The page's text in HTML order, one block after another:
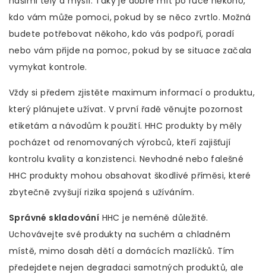
kdo vám může pomoci, pokud by se něco zvrtlo. Možná
budete potřebovat někoho, kdo vás podpoří, poradí
nebo vám přijde na pomoc, pokud by se situace začala
vymykat kontrole.
Vždy si předem zjistěte maximum informací o produktu,
který plánujete užívat. V první řadě věnujte pozornost
etiketám a návodům k použití. HHC produkty by měly
pocházet od renomovaných výrobců, kteří zajišťují
kontrolu kvality a konzistenci. Nevhodné nebo falešné
HHC produkty mohou obsahovat škodlivé příměsi, které
zbytečně zvyšují rizika spojená s užíváním.
Správné skladování HHC je neméně důležité.
Uchovávejte své produkty na suchém a chladném
místě, mimo dosah dětí a domácích mazlíčků. Tím
předejdete nejen degradaci samotných produktů, ale